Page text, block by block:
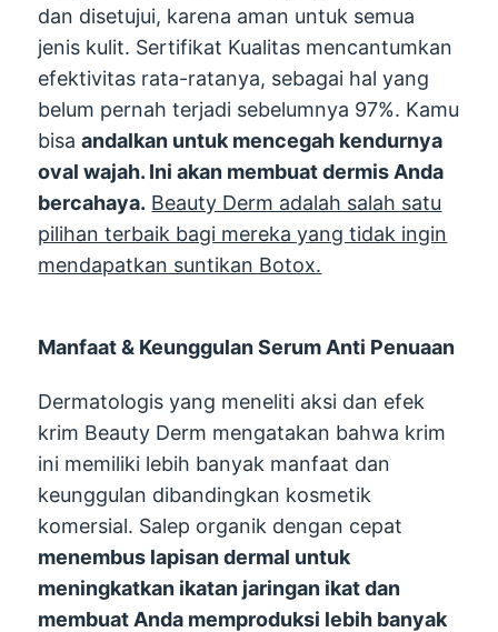
dan disetujui, karena aman untuk semua
jenis kulit. Sertifikat Kualitas mencantumkan
efektivitas rata-ratanya, sebagai hal yang
belum pernah terjadi sebelumnya 97%. Kamu
bisaandalkan untuk mencegah kendurnya
oval wajah. Ini akan membuat dermis Anda
bercahaya. Beauty Derm adalah salah satu
pilihan terbaik bagi mereka yang tidak ingin
mendapatkan suntikan Botox.
Manfaat & Keunggulan Serum Anti Penuaan
Dermatologis yang meneliti aksi dan efek
krim Beauty Derm mengatakan bahwa krim
ini memiliki lebih banyak manfaat dan
keunggulan dibandingkan kosmetik
komersial. Salep organik dengan cepat
menembus lapisan dermal untuk
meningkatkan ikatan jaringan ikat dan
membuat Anda memproduksi lebih banyak